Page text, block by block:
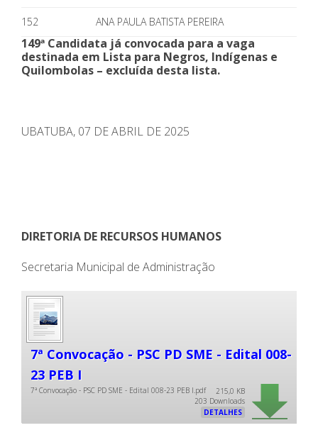
152 ANA PAULA BATISTA PEREIRA
149ª Candidata já convocada para a vaga
destinada em Lista para Negros, Indígenas e
Quilombolas – excluída desta lista.
UBATUBA, 07 DE ABRIL DE 2025
DIRETORIA DE RECURSOS HUMANOS
Secretaria Municipal de Administração
7ª Convocação - PSC PD SME - Edital 008-
23 PEB I
7ª Convocação - PSC PD SME - Edital 008-23 PEB I.pdf
215,0 KB
203 Downloads
DETALHES